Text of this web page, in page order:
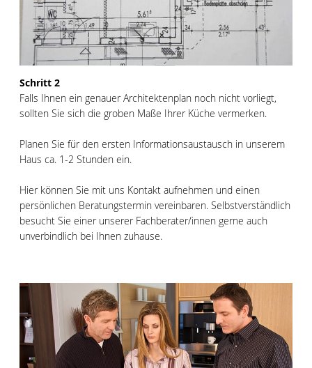
Schritt 2
Falls Ihnen ein genauer Architektenplan noch nicht vorliegt,
sollten Sie sich die groben Maße Ihrer Küche vermerken.
Planen Sie für den ersten Informationsaustausch in unserem
Haus ca. 1-2 Stunden ein.
Hier können Sie mit uns Kontakt aufnehmen und einen
persönlichen Beratungstermin vereinbaren. Selbstverständlich
besucht Sie einer unserer Fachberater/innen gerne auch
unverbindlich bei Ihnen zuhause.